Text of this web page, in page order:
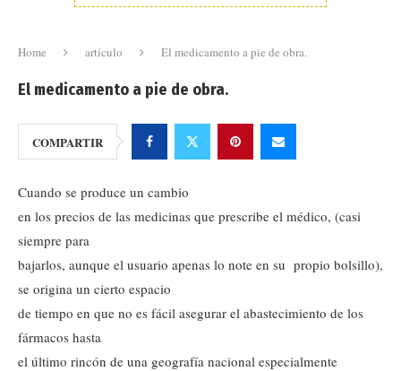
Home artículo El medicamento a pie de obra.
El medicamento a pie de obra.
COMPARTIR
Cuando se produce un cambio
en los precios de las medicinas que prescribe el médico, (casi
siempre para
bajarlos, aunque el usuario apenas lo note en su propio bolsillo),
se origina un cierto espacio
de tiempo en que no es fácil asegurar el abastecimiento de los
fármacos hasta
el último rincón de una geografía nacional especialmente